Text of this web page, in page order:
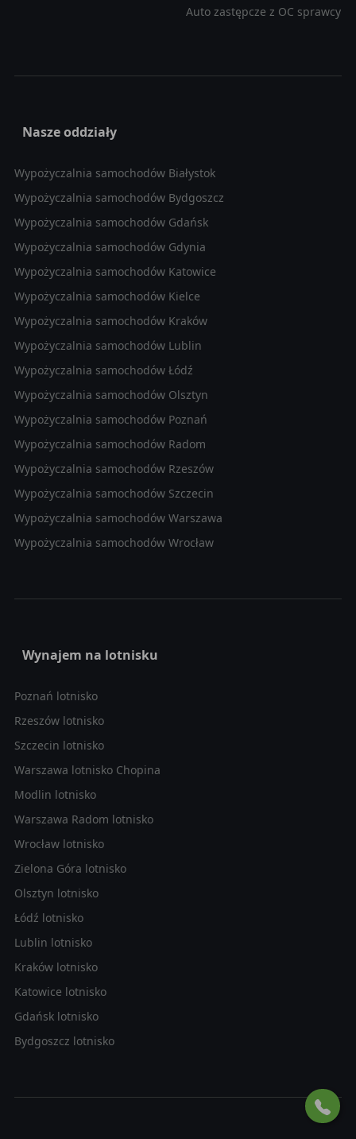
Auto zastępcze z OC sprawcy
Nasze oddziały
Wypożyczalnia samochodów Białystok
Wypożyczalnia samochodów Bydgoszcz
Wypożyczalnia samochodów Gdańsk
Wypożyczalnia samochodów Gdynia
Wypożyczalnia samochodów Katowice
Wypożyczalnia samochodów Kielce
Wypożyczalnia samochodów Kraków
Wypożyczalnia samochodów Lublin
Wypożyczalnia samochodów Łódź
Wypożyczalnia samochodów Olsztyn
Wypożyczalnia samochodów Poznań
Wypożyczalnia samochodów Radom
Wypożyczalnia samochodów Rzeszów
Wypożyczalnia samochodów Szczecin
Wypożyczalnia samochodów Warszawa
Wypożyczalnia samochodów Wrocław
Wynajem na lotnisku
Poznań lotnisko
Rzeszów lotnisko
Szczecin lotnisko
Warszawa lotnisko Chopina
Modlin lotnisko
Warszawa Radom lotnisko
Wrocław lotnisko
Zielona Góra lotnisko
Olsztyn lotnisko
Łódź lotnisko
Lublin lotnisko
Kraków lotnisko
Katowice lotnisko
Gdańsk lotnisko
Bydgoszcz lotnisko